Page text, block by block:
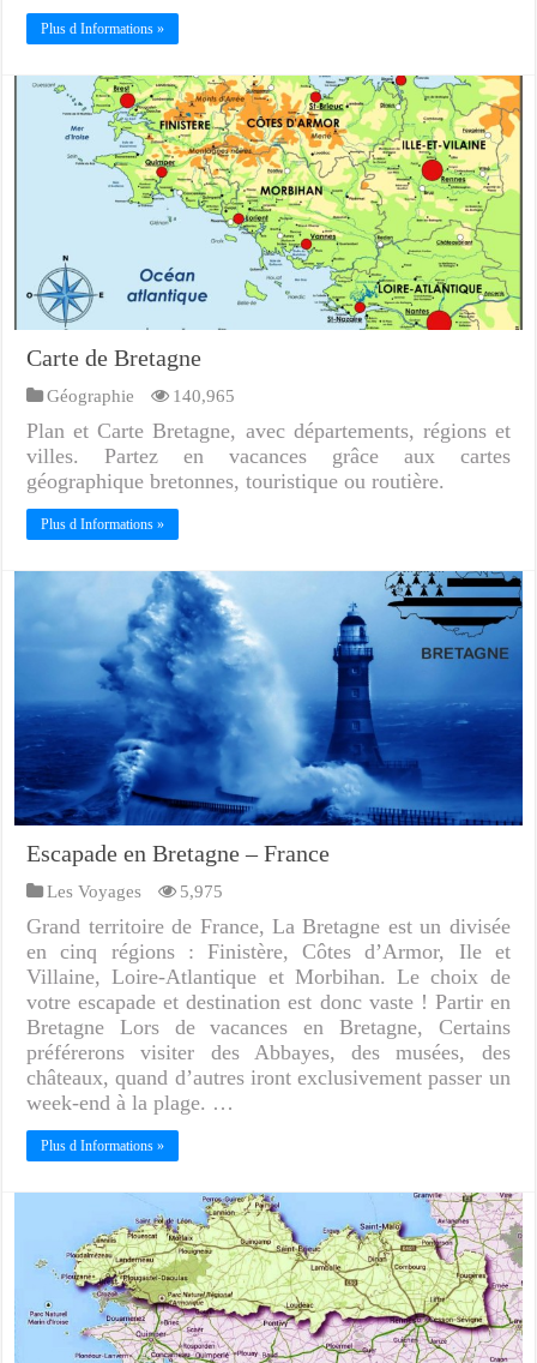
Plus d Informations »
Carte de Bretagne
Géographie 140,965
Plan et Carte Bretagne, avec départements, régions et
villes. Partez en vacances grâce aux cartes
géographique bretonnes, touristique ou routière.
Plus d Informations »
Escapade en Bretagne – France
Les Voyages 5,975
Grand territoire de France, La Bretagne est un divisée
en cinq régions : Finistère, Côtes d’Armor, Ile et
Villaine, Loire-Atlantique et Morbihan. Le choix de
votre escapade et destination est donc vaste ! Partir en
Bretagne Lors de vacances en Bretagne, Certains
préférerons visiter des Abbayes, des musées, des
châteaux, quand d’autres iront exclusivement passer un
week-end à la plage. …
Plus d Informations »